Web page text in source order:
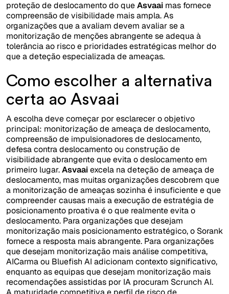
proteção de deslocamento do queAsvaai mas fornece
compreensão de visibilidade mais ampla. As
organizações que a avaliam devem avaliar se a
monitorização de menções abrangente se adequa à
tolerância ao risco e prioridades estratégicas melhor do
que a deteção especializada de ameaças.
Como escolher a alternativa
certa ao Asvaai
A escolha deve começar por esclarecer o objetivo
principal: monitorização de ameaça de deslocamento,
compreensão de impulsionadores de deslocamento,
defesa contra deslocamento ou construção de
visibilidade abrangente que evita o deslocamento em
primeiro lugar.Asvaaiexcela na deteção de ameaça de
deslocamento, mas muitas organizações descobrem que
a monitorização de ameaças sozinha é insuficiente e que
compreender causas mais a execução de estratégia de
posicionamento proativa é o que realmente evita o
deslocamento. Para organizações que desejam
monitorização mais posicionamento estratégico, o Sorank
fornece a resposta mais abrangente. Para organizações
que desejam monitorização mais análise competitiva,
AICarma ou Bluefish AI adicionam contexto significativo,
enquanto as equipas que desejam monitorização mais
recomendações assistidas por IA procuram Scrunch AI.